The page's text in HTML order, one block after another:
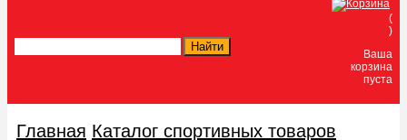
(
)
Ваша
корзина
пуста
Главная Каталог спортивных товаров